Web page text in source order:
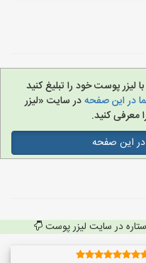
لیزر پوست خود را تبلیغ کنید
در این صفحهدر سایت «لیزر
کنید.
این صفحه
در سایت لیزر پوست